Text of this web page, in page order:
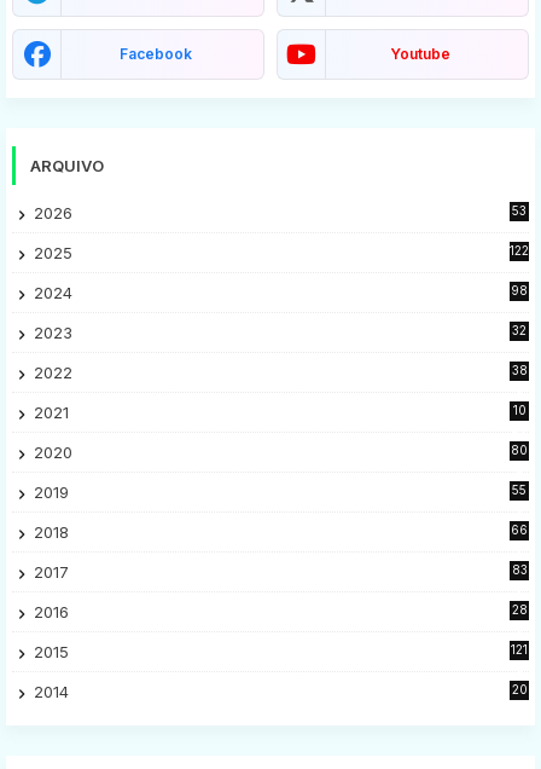
Facebook Youtube
ARQUIVO
2026 53
2025 122
2024 98
2023
32
2022
38
2021
10
2020
80
2019
55
2018
66
2017
83
2016
28
2015
121
2014
20